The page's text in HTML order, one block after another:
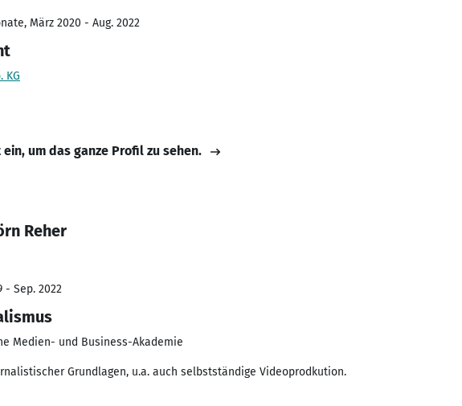
März 2020 - Aug. 2022
KG
ein, um das ganze Profil zu sehen.
Reher
- Sep. 2022
Medien- und Business-Akademie
Grundlagen, u.a. auch selbstständige Videoprodkution.